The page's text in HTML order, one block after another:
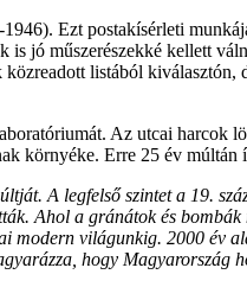
Ezt postakísérleti
is jó műszerészekké kellett
listából kiválasztón,
Az utcai harcok
környéke. Erre 25 év múltán
A legfelső szintet a 19.
Ahol a gránátok és
világunkig. 2000 év
hogy